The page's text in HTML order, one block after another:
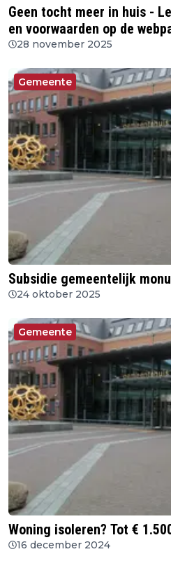
Geen tocht meer in huis -
en voorwaarden op de
28 november 2025
Gemeente
Subsidie gemeentelijk
24 oktober 2025
Gemeente
Woning isoleren? Tot €
16 december 2024